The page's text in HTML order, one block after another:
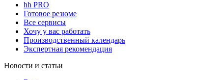
hh PRO
Готовое резюме
Все сервисы
Хочу у вас работать
Производственный календарь
Экспертная рекомендация
Новости и статьи